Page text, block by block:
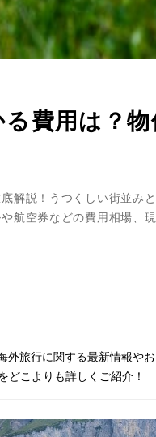
費用は？
底解説！うつくしい街並
航空券などの費用相場、
外旅行に関する最新情報や
どこよりも詳しくご紹介！